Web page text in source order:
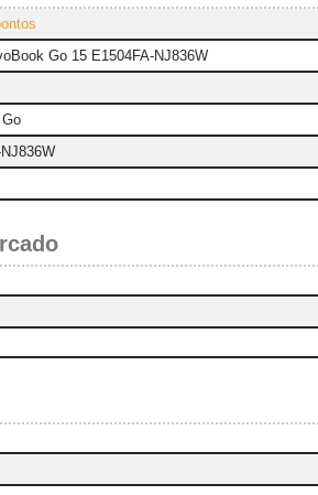
Go 15 E1504FA-NJ836W